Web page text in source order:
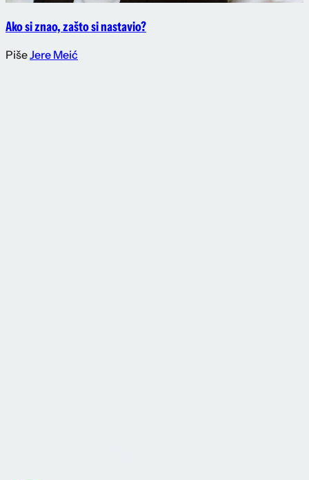
Ako si znao, zašto si nastavio?
PišeJere Meić